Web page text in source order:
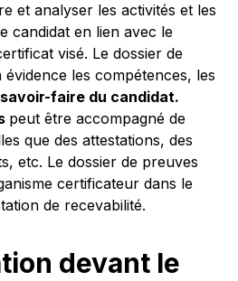
et analyser les activités et les
candidat en lien avec le
visé. Le dossier de
les compétences, les
savoir-faire du candidat.
peut être accompagné de
que des attestations, des
etc. Le dossier de preuves
certificateur dans le
de recevabilité.
devant le